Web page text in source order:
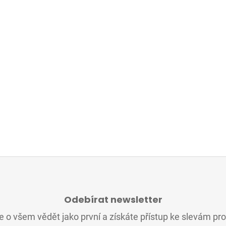
Odebírat newsletter
o všem vědět jako první a získáte přístup ke slevám